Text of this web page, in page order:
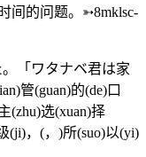
间的问题。➳8mklsc-
「ワタナベ君は家
管(guan)的(de)口
(zhu)选(xuan)择
(ji)，(，)所(suo)以(yi)